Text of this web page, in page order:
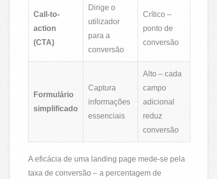
Call-to-
action
(CTA)
Dirige o
utilizador
para a
conversão
Crítico –
ponto de
conversão
Formulário
simplificado
Captura
informações
essenciais
Alto – cada
campo
adicional
reduz
conversão
A eficácia de uma landing page mede-se pela
taxa de conversão – a percentagem de